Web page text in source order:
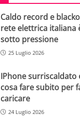
Caldo record e
rete elettrica italiana
sotto pressione
25 Luglio 2026
IPhone surriscaldato
cosa fare subito per
caricare
24 Luglio 2026